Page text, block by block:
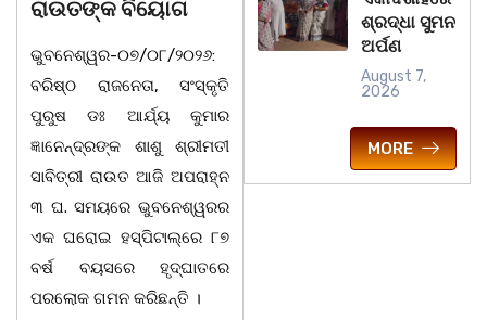
ରାଉତଙ୍କ ବିୟୋଗ
ଭୁବନେଶ୍ୱର-୦୭/୦୮/୨୦୨୬:
ବରିଷ୍ଠ ରାଜନେତା, ସଂସ୍କୃତି
ପୁରୁଷ ଡଃ ଆର୍ଯ୍ୟ କୁମାର
ଜ୍ଞାନେନ୍ଦ୍ରଙ୍କ ଶାଶୁ ଶ୍ରୀମତୀ
ସାବିତ୍ରୀ ରାଉତ ଆଜି ଅପରାହ୍ନ
୩ ଘ. ସମୟରେ ଭୁବନେଶ୍ୱରର
ଏକ ଘରୋଇ ହସ୍ପିଟାଲ୍ରେ ୮୭
ବର୍ଷ ବୟସରେ ହୃଦ୍ଘାତରେ
ପରଲୋକ ଗମନ କରିଛନ୍ତି ।
07/08/26 ବନ୍ୟା ବିପନ୍ନଙ୍କ
ଉଦେଶ୍ୟରେ ଦଶରଥପୁର ଯୁବ
କଂଗ୍ରେସ ପକ୍ଷରୁ ରିଲିଫ
ଦେଖାଯାଇଛି । ବ୍ଲକସ୍ଥ କସପା,
ତରପଦା, ମଲିକାପୁର, ନିଜାମପୁର,
ଶ୍ରଦ୍ଧା ସୁମନ
ଅର୍ପଣ
August 7,
2026
MORE